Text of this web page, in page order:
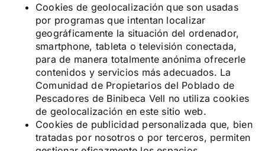
Cookies de geolocalización que son usadas
por programas que intentan localizar
geográficamente la situación del ordenador,
smartphone, tableta o televisión conectada,
para de manera totalmente anónima ofrecerle
contenidos y servicios más adecuados. La
Comunidad de Propietarios del Poblado de
Pescadores de Binibeca Vell no utiliza cookies
de geolocalización en este sitio web.
Cookies de publicidad personalizada que, bien
tratadas por nosotros o por terceros, permiten